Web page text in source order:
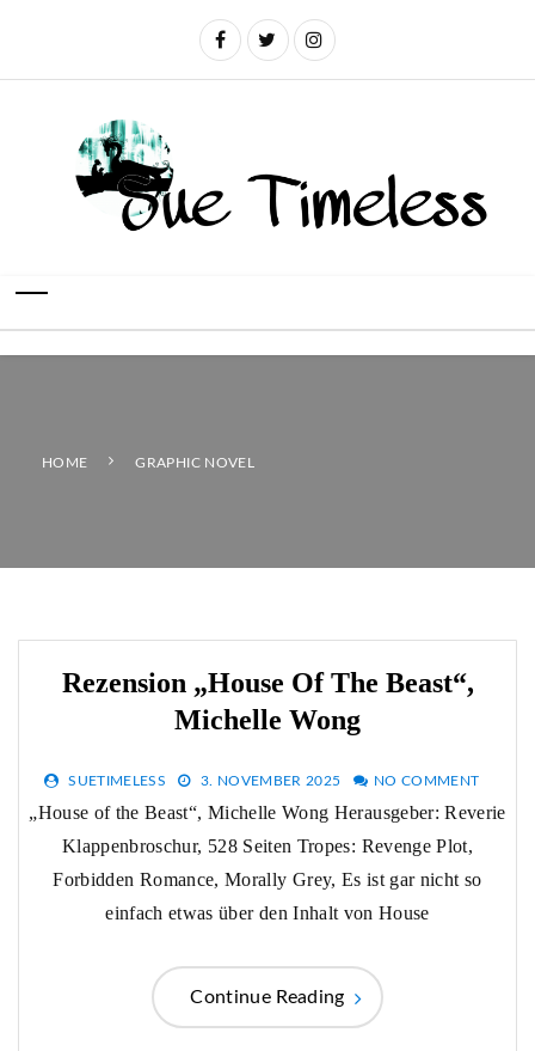
HOME GRAPHIC NOVEL
Rezension „House Of The Beast“,
Michelle Wong
SUETIMELESS 3. NOVEMBER 2025 NO COMMENT
„House of the Beast“, Michelle Wong Herausgeber: Reverie
Klappenbroschur, 528 Seiten Tropes: Revenge Plot,
Forbidden Romance, Morally Grey, Es ist gar nicht so
einfach etwas über den Inhalt von House
Continue Reading